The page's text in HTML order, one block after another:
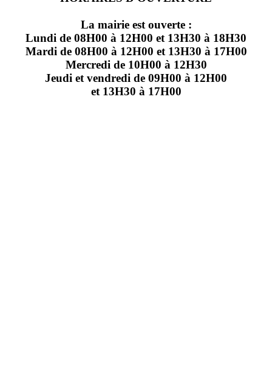
La mairie est ouverte :
Lundi de 08H00 à 12H00 et 13H30 à 18H30
Mardi de 08H00 à 12H00 et 13H30 à 17H00
Mercredi de 10H00 à 12H30
Jeudi et vendredi de 09H00 à 12H00
et 13H30 à 17H00